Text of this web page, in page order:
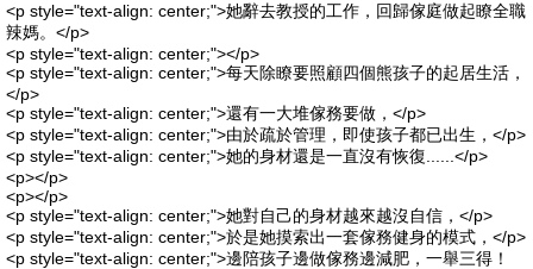
<p style="text-align: center;">她辭去教授的工作，回歸傢庭做起瞭全職
辣媽。</p>
<p style="text-align: center;"></p>
<p style="text-align: center;">每天除瞭要照顧四個熊孩子的起居生活，
</p>
<p style="text-align: center;">還有一大堆傢務要做，</p>
<p style="text-align: center;">由於疏於管理，即使孩子都已出生，</p>
<p style="text-align: center;">她的身材還是一直沒有恢復......</p>
<p></p>
<p></p>
<p style="text-align: center;">她對自己的身材越來越沒自信，</p>
<p style="text-align: center;">於是她摸索出一套傢務健身的模式，</p>
<p style="text-align: center;">邊陪孩子邊做傢務邊減肥，一舉三得！